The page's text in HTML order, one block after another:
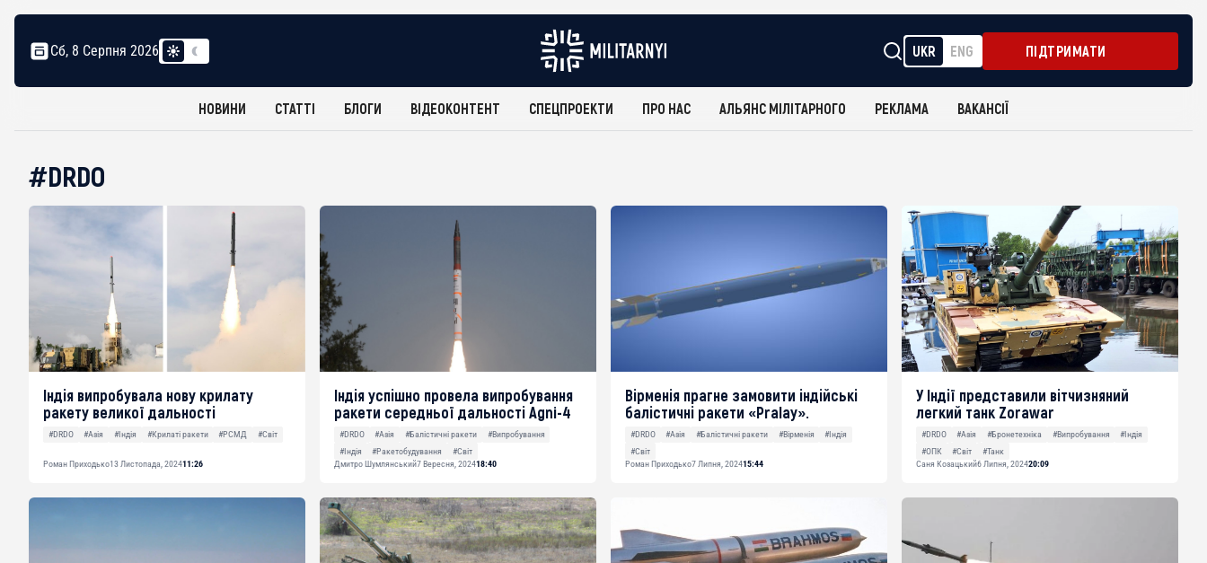
Сб, 8 Серпня 2026 UKR ENG ПІДТРИМАТИ
НОВИНИ СТАТТІ БЛОГИ ВІДЕОКОНТЕНТ СПЕЦПРОЕКТИ ПРО НАС АЛЬЯНС МІЛІТАРНОГО РЕКЛАМА ВАКАНСІЇ
#DRDO
Індія випробувала нову крилату
ракету великої дальності
#DRDO #Азія #Індія #Крилаті ракети #РСМД #Світ
Роман Приходько13 Листопада, 202411:26
Індія успішно провела випробування
ракети середньої дальності Agni-4
#DRDO #Азія #Балістичні ракети
#Випробування
#Індія
#Ракетобудування
#Світ
Дмитро Шумлянський7 Вересня, 202418:40
Вірменія прагне замовити індійські
балістичні ракети «Pralay».
#DRDO #Азія #Балістичні ракети #Вірменія
#Індія
#Світ
Роман Приходько7 Липня, 202415:44
У Індії представили вітчизняний
легкий танк Zorawar
#DRDO #Азія #Бронетехніка #Випробування
#Індія
#ОПК
#Світ
#Танк
Саня Козацький6 Липня, 202420:09